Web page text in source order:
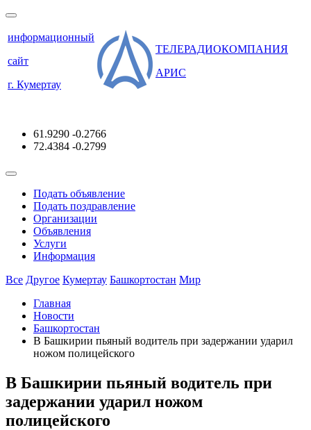
информационный
сайт
г. Кумертау
ТЕЛЕРАДИОКОМПАНИЯ
АРИС
61.9290 -0.2766
72.4384 -0.2799
Подать объявление
Подать поздравление
Организации
Объявления
Услуги
Информация
Все Другое Кумертау Башкортостан Мир
Главная
Новости
Башкортостан
В Башкирии пьяный водитель при задержании ударил
ножом полицейского
В Башкирии пьяный водитель при
задержании ударил ножом
полицейского